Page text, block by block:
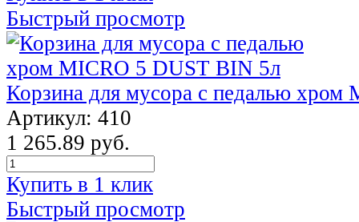
Быстрый просмотр
Корзина для мусора с педалью
Артикул: 410
1 265.89 руб.
Купить в 1 клик
Быстрый просмотр